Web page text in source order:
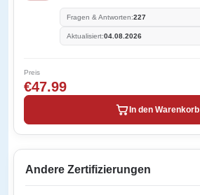
Fragen & Antworten:227
Aktualisiert:04.08.2026
Preis
€47.99
In den Warenkorb
Andere Zertifizierungen